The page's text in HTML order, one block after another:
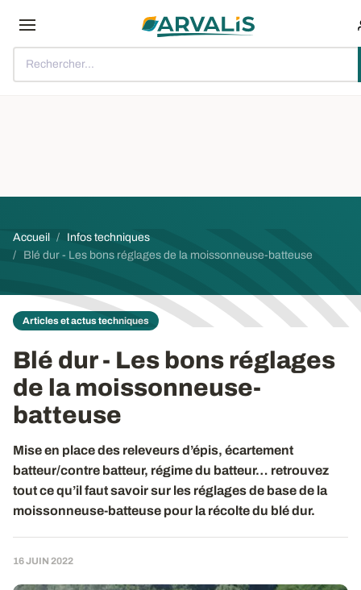
Rechercher...
Fil d'Ariane
Accueil
Infos techniques
Blé dur - Les bons réglages de la moissonneuse-batteuse
Articles et actus techniques
Blé dur - Les bons réglages
de la moissonneuse-
batteuse
Mise en place des releveurs d’épis, écartement
batteur/contre batteur, régime du batteur… retrouvez
tout ce qu’il faut savoir sur les réglages de base de la
moissonneuse-batteuse pour la récolte du blé dur.
16 JUIN 2022